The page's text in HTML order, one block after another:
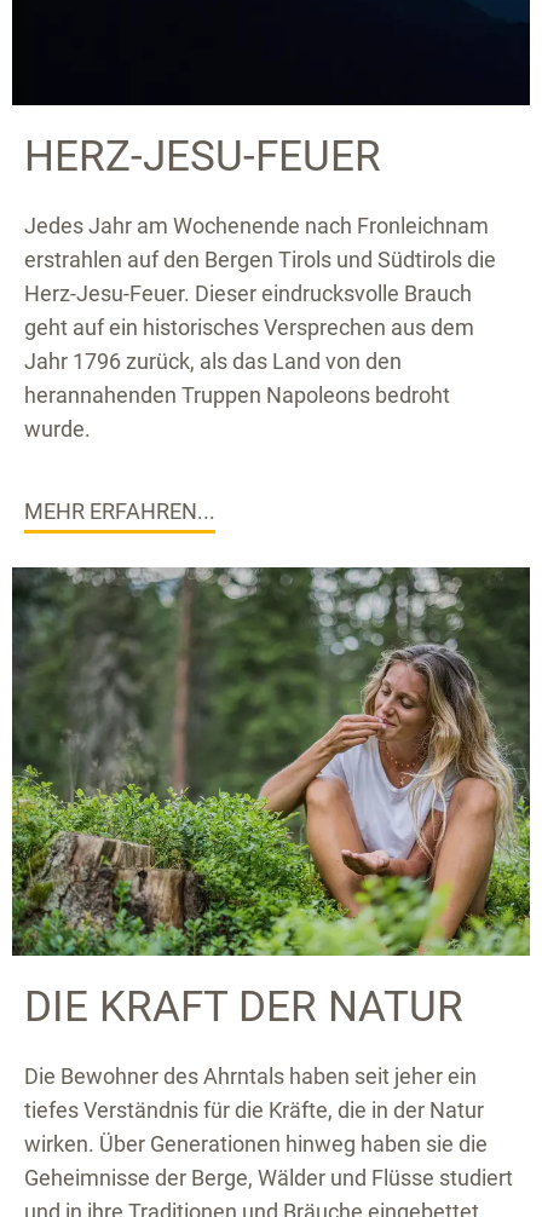
HERZ-JESU-FEUER
Jedes Jahr am Wochenende nach Fronleichnam
erstrahlen auf den Bergen Tirols und Südtirols die
Herz-Jesu-Feuer. Dieser eindrucksvolle Brauch
geht auf ein historisches Versprechen aus dem
Jahr 1796 zurück, als das Land von den
herannahenden Truppen Napoleons bedroht
wurde.
MEHR ERFAHREN...
DIE KRAFT DER NATUR
Die Bewohner des Ahrntals haben seit jeher ein
tiefes Verständnis für die Kräfte, die in der Natur
wirken. Über Generationen hinweg haben sie die
Geheimnisse der Berge, Wälder und Flüsse studiert
und in ihre Traditionen und Bräuche eingebettet.